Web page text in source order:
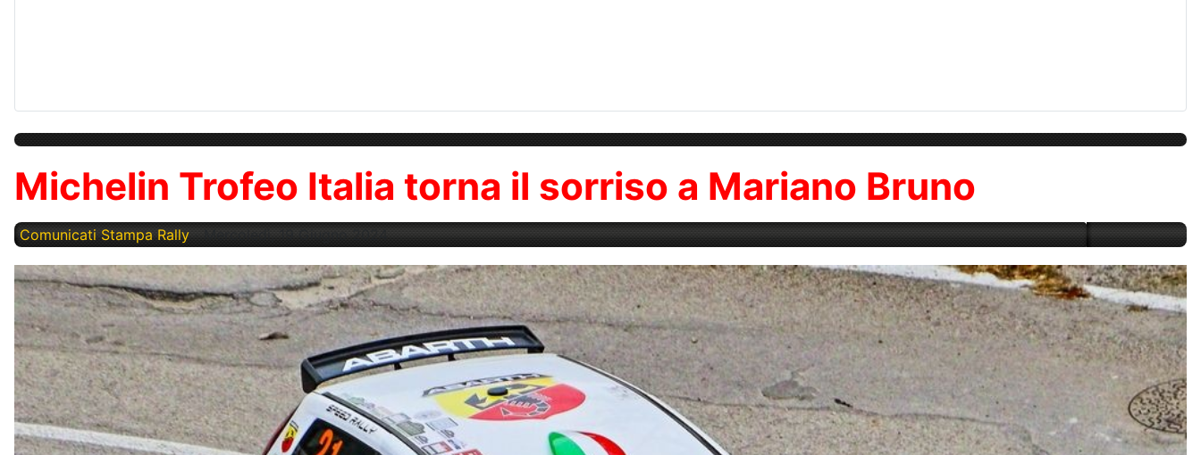
Michelin Trofeo Italia torna il sorriso a Mariano Bruno
Comunicati Stampa Rally Mercoledì, 19 Giugno 2024